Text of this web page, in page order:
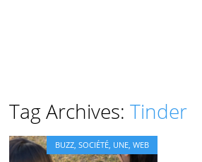
Tag Archives:Tinder
BUZZ ,SOCIÉTÉ UNE ,WEB